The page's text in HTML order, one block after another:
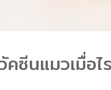
คซีนแมวเมื่อไ